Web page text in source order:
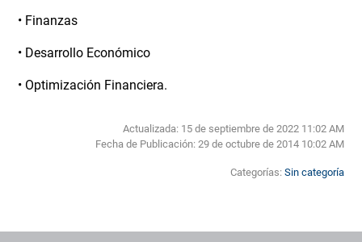
• Finanzas
• Desarrollo Económico
• Optimización Financiera.
Actualizada: 15 de septiembre de 2022 11:02 AM
Fecha de Publicación: 29 de octubre de 2014 10:02 AM
Categorías: Sin categoría